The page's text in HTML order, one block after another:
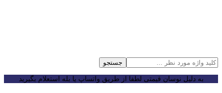
جستجو
به دلیل نوسان قیمتی لطفا از طریق واتساپ یا بله استعلام بگیرید